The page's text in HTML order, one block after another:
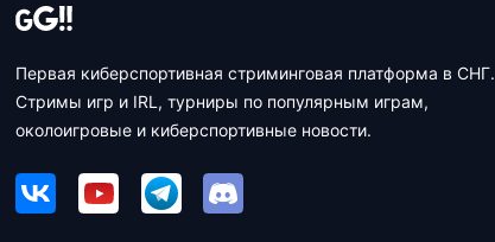
Первая киберспортивная стриминговая платформа в СНГ.
Стримы игр и IRL, турниры по популярным играм,
околоигровые и киберспортивные новости.